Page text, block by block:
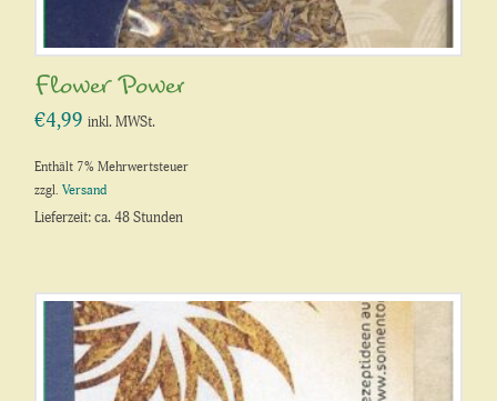
Flower Power
€4,99 inkl. MWSt.
Enthält 7% Mehrwertsteuer
zzgl.Versand
Lieferzeit: ca. 48 Stunden